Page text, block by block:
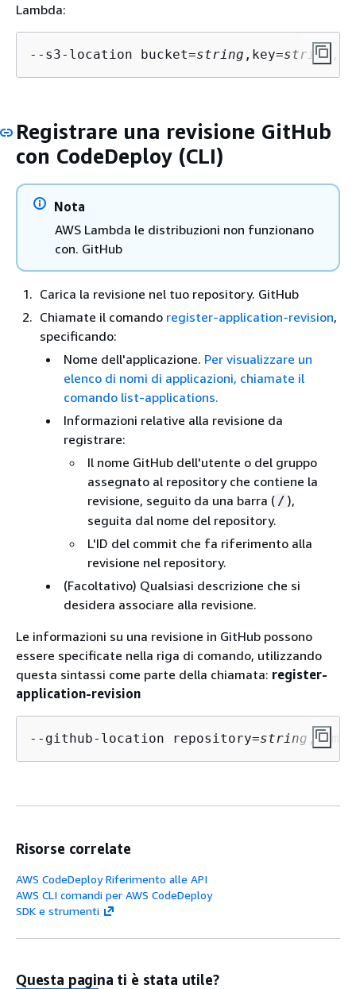
Lambda:
--s3-location bucket=string ,key=string
Registrare una revisione GitHub
con CodeDeploy (CLI)
Nota
AWS Lambda le distribuzioni non funzionano
con. GitHub
Carica la revisione nel tuo repository. GitHub
Chiamate il comando register-application-revision,
specificando:
Nome dell'applicazione. Per visualizzare un
elenco di nomi di applicazioni, chiamate il
comando list-applications.
Informazioni relative alla revisione da
registrare:
Il nome GitHub dell'utente o del gruppo
assegnato al repository che contiene la
revisione, seguito da una barra ( / ),
seguita dal nome del repository.
L'ID del commit che fa riferimento alla
revisione nel repository.
(Facoltativo) Qualsiasi descrizione che si
desidera associare alla revisione.
Le informazioni su una revisione in GitHub possono
essere specificate nella riga di comando, utilizzando
questa sintassi come parte della chiamata: register-
application-revision
--github-location repository=string
Risorse correlate
AWS CodeDeploy Riferimento alle API
AWS CLI comandi per AWS CodeDeploy
SDK e strumenti
Questa pagina ti è stata utile?